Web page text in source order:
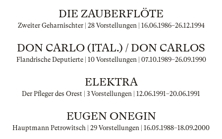
DIE ZAUBERFLÖTE
Zweiter Geharnischter | 28 Vorstellungen | 16.06.1986–26.12.1994
DON CARLO (ITAL.) / DON CARLOS
Flandrische Deputierte | 10 Vorstellungen | 07.10.1989–26.09.1990
ELEKTRA
Der Pfleger des Orest | 3 Vorstellungen | 12.06.1991–20.06.1991
EUGEN ONEGIN
Hauptmann Petrowitsch | 29 Vorstellungen | 16.05.1988–18.09.2000